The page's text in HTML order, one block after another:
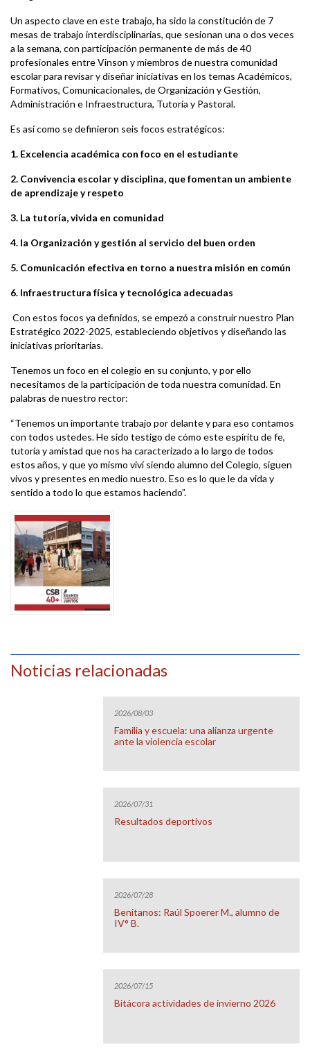
Un aspecto clave en este trabajo, ha sido la constitución de 7
mesas de trabajo interdisciplinarias, que sesionan una o dos veces
a la semana, con participación permanente de más de 40
profesionales entre Vinson y miembros de nuestra comunidad
escolar para revisar y diseñar iniciativas en los temas Académicos,
Formativos, Comunicacionales, de Organización y Gestión,
Administración e Infraestructura, Tutoría y Pastoral.
Es así como se definieron seis focos estratégicos:
1. Excelencia académica con foco en el estudiante
2. Convivencia escolar y disciplina, que fomentan un ambiente
de aprendizaje y respeto
3. La tutoría, vivida en comunidad
4. la Organización y gestión al servicio del buen orden
5. Comunicación efectiva en torno a nuestra misión en común
6. Infraestructura física y tecnológica adecuadas
Con estos focos ya definidos, se empezó a construir nuestro Plan
Estratégico 2022-2025, estableciendo objetivos y diseñando las
iniciativas prioritarias.
Tenemos un foco en el colegio en su conjunto, y por ello
necesitamos de la participación de toda nuestra comunidad. En
palabras de nuestro rector:
“Tenemos un importante trabajo por delante y para eso contamos
con todos ustedes. He sido testigo de cómo este espíritu de fe,
tutoría y amistad que nos ha caracterizado a lo largo de todos
estos años, y que yo mismo viví siendo alumno del Colegio, siguen
vivos y presentes en medio nuestro. Eso es lo que le da vida y
sentido a todo lo que estamos haciendo”.
Noticias relacionadas
2026/08/03
Familia y escuela: una alianza urgente
ante la violencia escolar
2026/07/31
Resultados deportivos
2026/07/28
Benitanos: Raúl Spoerer M., alumno de
IV° B.
2026/07/15
Bitácora actividades de invierno 2026